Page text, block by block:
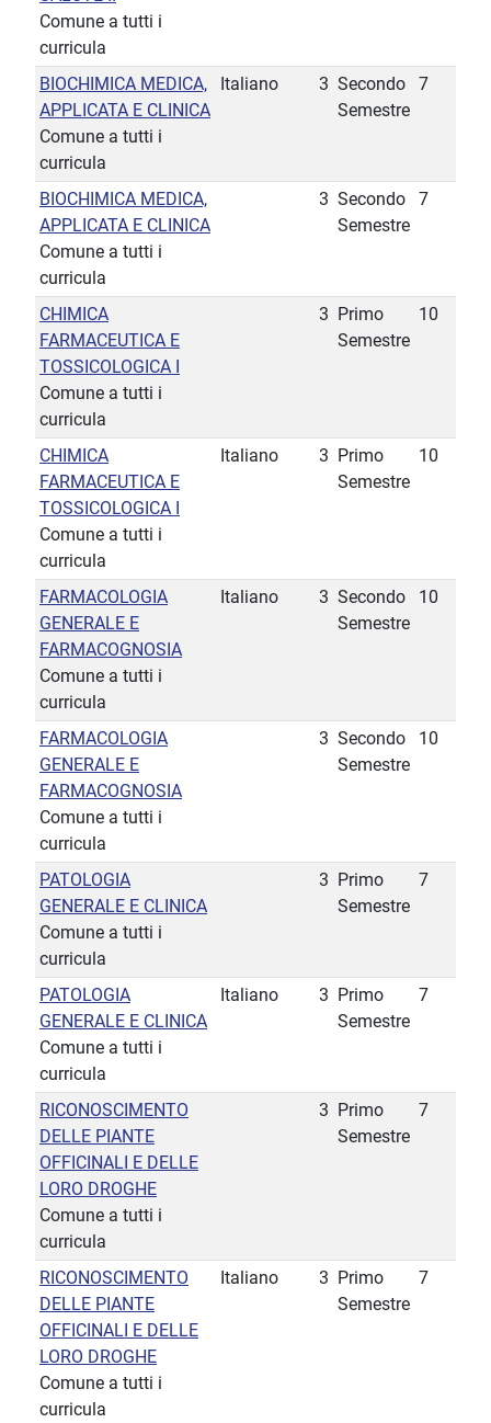
Comune a tutti i
curricula
BIOCHIMICA MEDICA,
APPLICATA E CLINICA
Comune a tutti i
curricula
Italiano 3 Secondo
Semestre
7
BIOCHIMICA MEDICA,
APPLICATA E CLINICA
Comune a tutti i
curricula
3 Secondo
Semestre
7
CHIMICA
FARMACEUTICA E
TOSSICOLOGICA I
Comune a tutti i
curricula
3 Primo
Semestre
10
CHIMICA
FARMACEUTICA E
TOSSICOLOGICA I
Comune a tutti i
curricula
Italiano 3 Primo
Semestre
10
FARMACOLOGIA
GENERALE E
FARMACOGNOSIA
Comune a tutti i
curricula
Italiano 3 Secondo
Semestre
10
FARMACOLOGIA
GENERALE E
FARMACOGNOSIA
Comune a tutti i
curricula
3 Secondo
Semestre
10
PATOLOGIA
GENERALE E CLINICA
Comune a tutti i
curricula
3 Primo
Semestre
7
PATOLOGIA
GENERALE E CLINICA
Comune a tutti i
curricula
Italiano 3 Primo
Semestre
7
RICONOSCIMENTO
DELLE PIANTE
OFFICINALI E DELLE
LORO DROGHE
Comune a tutti i
curricula
3 Primo
Semestre
7
RICONOSCIMENTO
DELLE PIANTE
OFFICINALI E DELLE
LORO DROGHE
Comune a tutti i
curricula
Italiano 3 Primo
Semestre
7